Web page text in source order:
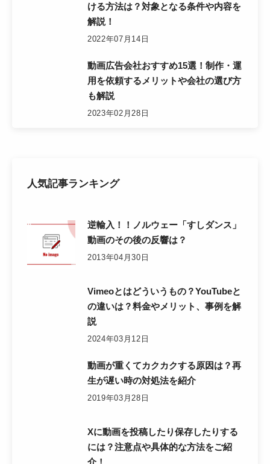
ける方法は？対象となる条件や内容を
解説！
2022年07月14日
動画広告会社おすすめ15選！制作・運
用を依頼するメリットや会社の選び方
も解説
2023年02月28日
人気記事ランキング
逆輸入！！ノルウェー「すしダンス」
動画のその後の反響は？
2013年04月30日
Vimeoとはどういうもの？YouTubeと
の違いは？料金やメリット、事例を解
説
2024年03月12日
動画が重くてカクカクする原因は？再
生が遅い時の対処法を紹介
2019年03月28日
Xに動画を投稿したり保存したりする
には？注意点や具体的な方法をご紹
介！